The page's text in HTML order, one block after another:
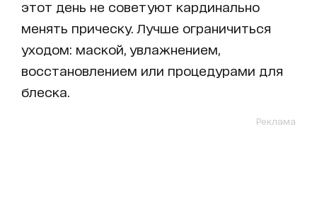
этот день не советуют кардинально
менять прическу. Лучше ограничиться
уходом: маской, увлажнением,
восстановлением или процедурами для
блеска.
Реклама